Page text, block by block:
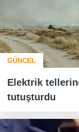
GÜNCEL
Elektrik
tutuşturdu